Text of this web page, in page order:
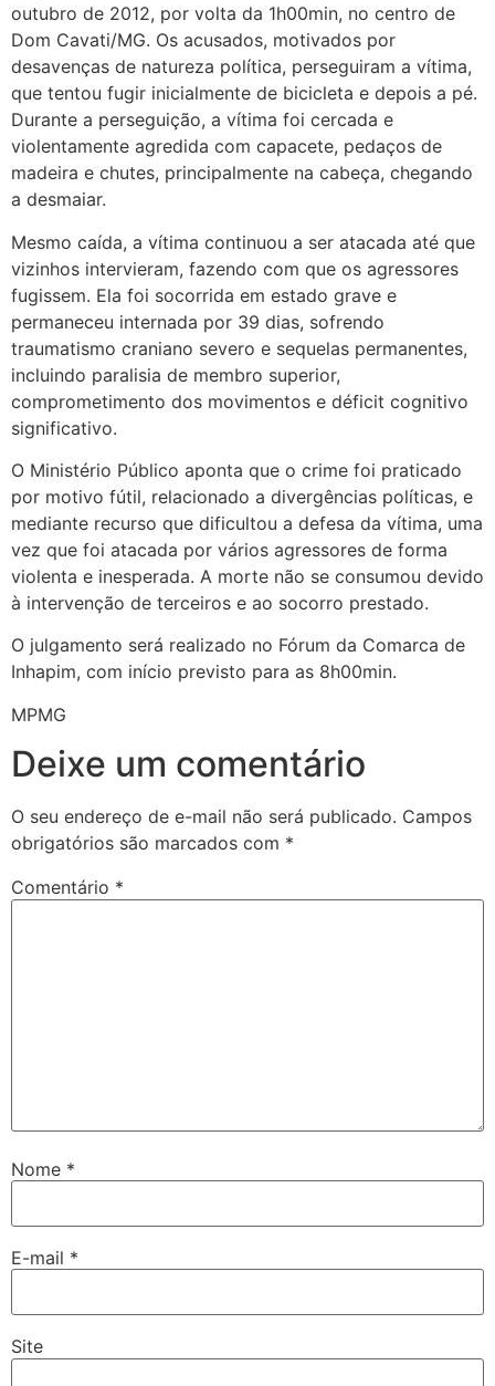
outubro de 2012, por volta da 1h00min, no centro de
Dom Cavati/MG. Os acusados, motivados por
desavenças de natureza política, perseguiram a vítima,
que tentou fugir inicialmente de bicicleta e depois a pé.
Durante a perseguição, a vítima foi cercada e
violentamente agredida com capacete, pedaços de
madeira e chutes, principalmente na cabeça, chegando
a desmaiar.
Mesmo caída, a vítima continuou a ser atacada até que
vizinhos intervieram, fazendo com que os agressores
fugissem. Ela foi socorrida em estado grave e
permaneceu internada por 39 dias, sofrendo
traumatismo craniano severo e sequelas permanentes,
incluindo paralisia de membro superior,
comprometimento dos movimentos e déficit cognitivo
significativo.
O Ministério Público aponta que o crime foi praticado
por motivo fútil, relacionado a divergências políticas, e
mediante recurso que dificultou a defesa da vítima, uma
vez que foi atacada por vários agressores de forma
violenta e inesperada. A morte não se consumou devido
à intervenção de terceiros e ao socorro prestado.
O julgamento será realizado no Fórum da Comarca de
Inhapim, com início previsto para as 8h00min.
MPMG
Deixe um comentário
O seu endereço de e-mail não será publicado. Campos
obrigatórios são marcados com *
Comentário *
Nome *
E-mail *
Site